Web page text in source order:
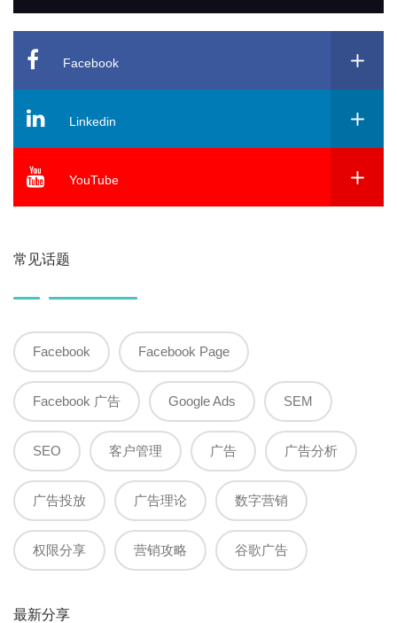
Facebook
Linkedin
YouTube
常见话题
Facebook Facebook Page
Facebook 广告 Google Ads SEM
SEO 客户管理 广告 广告分析
广告投放 广告理论 数字营销
权限分享 营销攻略 谷歌广告
最新分享